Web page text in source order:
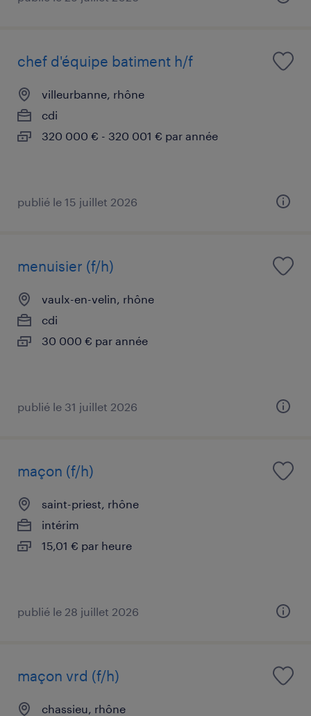
chef d'équipe batiment h/f
villeurbanne, rhône
cdi
320 000 € - 320 001 € par année
publié le 15 juillet 2026
menuisier (f/h)
vaulx-en-velin, rhône
cdi
30 000 € par année
publié le 31 juillet 2026
maçon (f/h)
saint-priest, rhône
intérim
15,01 € par heure
publié le 28 juillet 2026
maçon vrd (f/h)
chassieu, rhône